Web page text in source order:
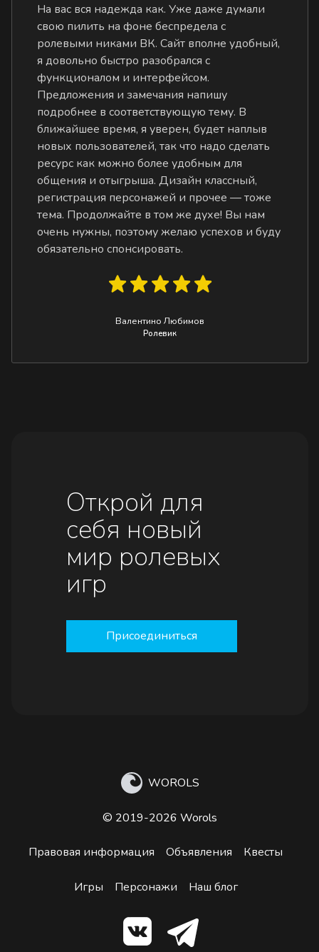
На вас вся надежда как. Уже даже думали
свою пилить на фоне беспредела с
ролевыми никами ВК. Сайт вполне удобный,
я довольно быстро разобрался с
функционалом и интерфейсом.
Предложения и замечания напишу
подробнее в соответствующую тему. В
ближайшее время, я уверен, будет наплыв
новых пользователей, так что надо сделать
ресурс как можно более удобным для
общения и отыгрыша. Дизайн классный,
регистрация персонажей и прочее — тоже
тема. Продолжайте в том же духе! Вы нам
очень нужны, поэтому желаю успехов и буду
обязательно спонсировать.
Валентино Любимов
Ролевик
Открой для
себя новый
мир ролевых
игр
Присоединиться
WOROLS
© 2019-2026 Worols
Правовая информация Объявления Квесты
Игры Персонажи Наш блог